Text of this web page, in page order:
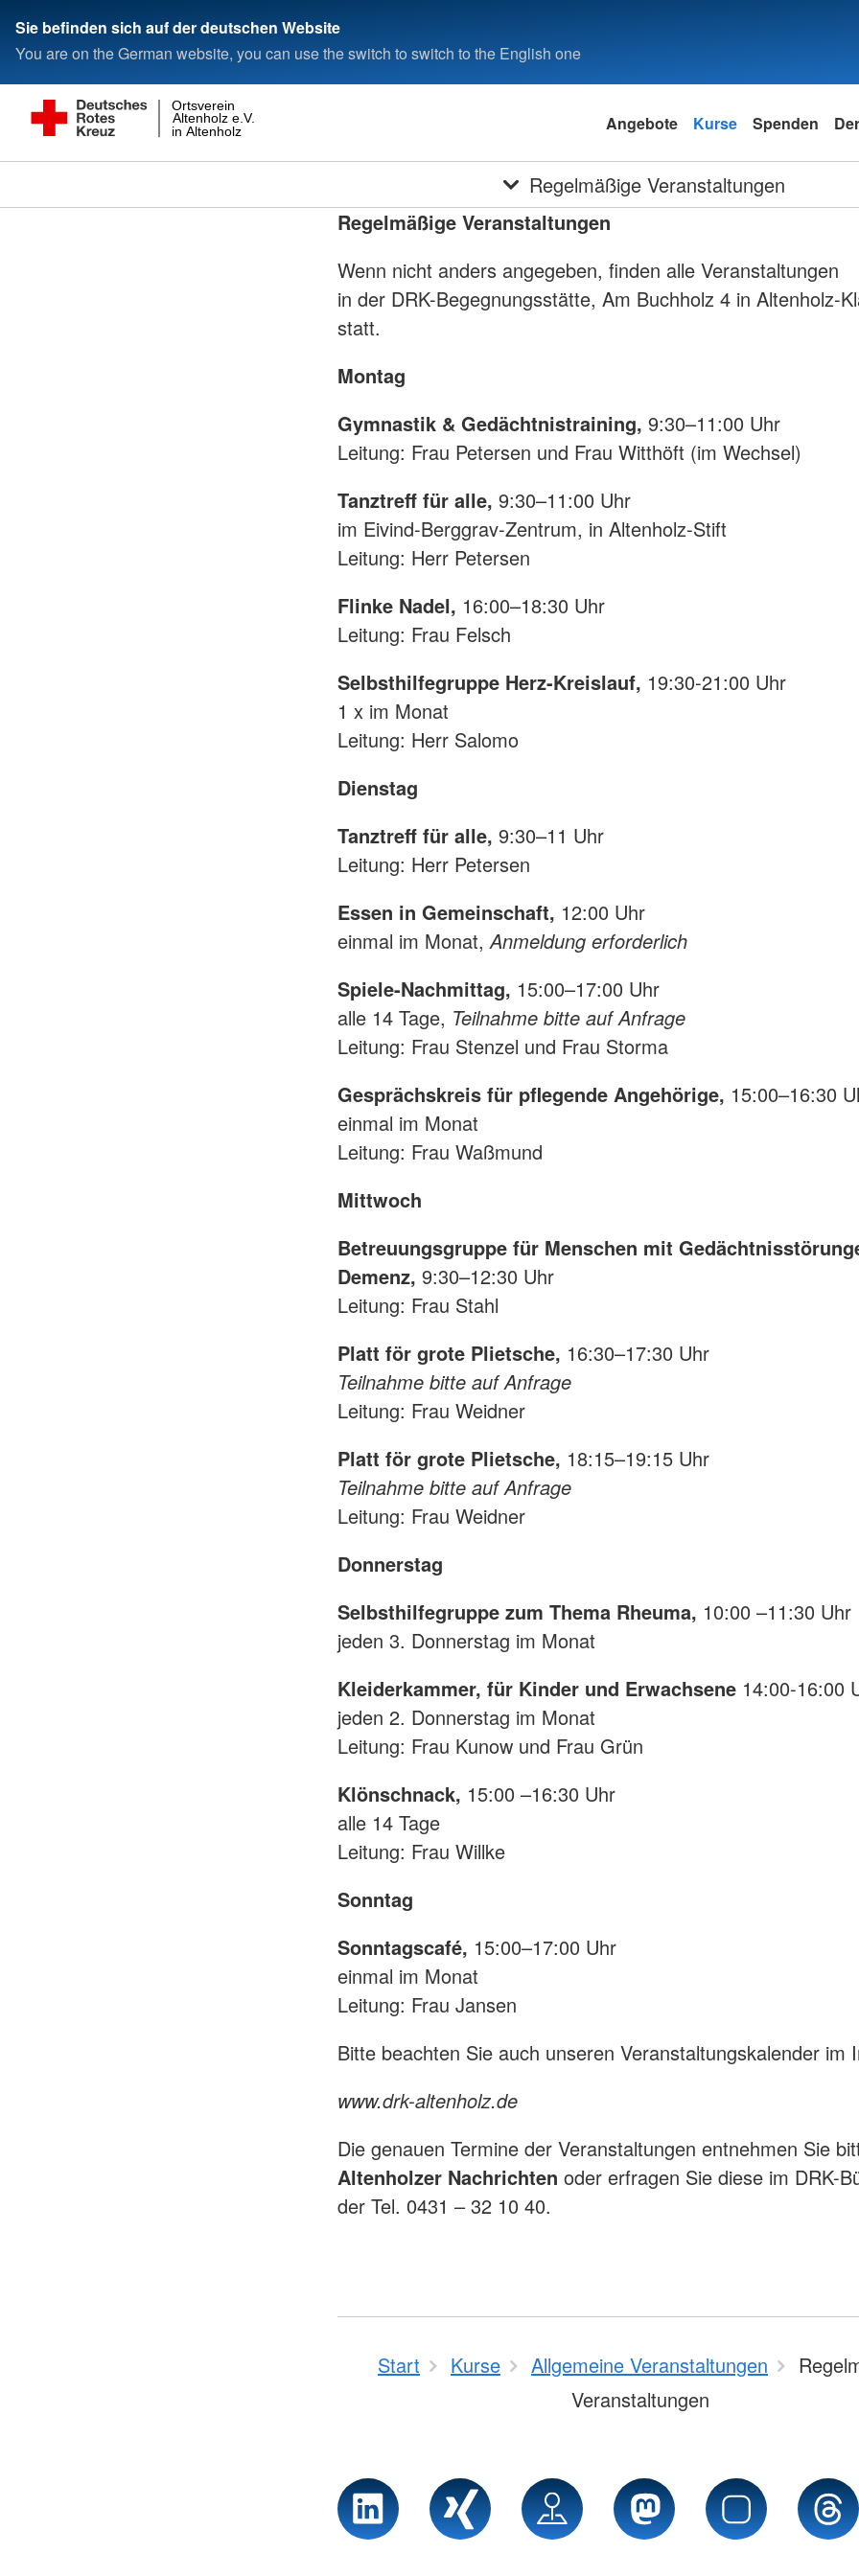
Sie befinden sich auf der deutschen Website
You are on the German website, you can use the switch to switch to the English one
in Altenholz
Altenholz e.V.
Ortsverein
Angebote Kurse Spenden
Regelmäßige Veranstaltungen
Regelmäßige Veranstaltungen
Wenn nicht anders angegeben, finden alle Veranstaltungen
in der DRK-Begegnungsstätte, Am Buchholz 4 in Altenholz-
statt.
Montag
Gymnastik & Gedächtnistraining, 9:30–11:00 Uhr
Leitung: Frau Petersen und Frau Witthöft (im Wechsel)
Tanztreff für alle, 9:30–11:00 Uhr
im Eivind-Berggrav-Zentrum, in Altenholz-Stift
Leitung: Herr Petersen
Flinke Nadel, 16:00–18:30 Uhr
Leitung: Frau Felsch
Selbsthilfegruppe Herz-Kreislauf, 19:30-21:00 Uhr
1 x im Monat
Leitung: Herr Salomo
Dienstag
Tanztreff für alle, 9:30–11 Uhr
Leitung: Herr Petersen
Essen in Gemeinschaft, 12:00 Uhr
einmal im Monat,Anmeldung erforderlich
Spiele-Nachmittag, 15:00–17:00 Uhr
alle 14 Tage, Teilnahme bitte auf Anfrage
Leitung: Frau Stenzel und Frau Storma
Gesprächskreis für pflegende Angehörige, 15:00–16:30
einmal im Monat
Leitung: Frau Waßmund
Mittwoch
Betreuungsgruppe für Menschen mit
Demenz, 9:30–12:30 Uhr
Leitung: Frau Stahl
Platt för grote Plietsche, 16:30–17:30 Uhr
Teilnahme bitte auf Anfrage
Leitung: Frau Weidner
Platt för grote Plietsche, 18:15–19:15 Uhr
Teilnahme bitte auf Anfrage
Leitung: Frau Weidner
Donnerstag
Selbsthilfegruppe zum Thema Rheuma, 10:00 –11:30 Uhr
jeden 3. Donnerstag im Monat
Kleiderkammer, für Kinder und Erwachsene 14:00-16:00
jeden 2. Donnerstag im Monat
Leitung: Frau Kunow und Frau Grün
Klönschnack, 15:00 –16:30 Uhr
alle 14 Tage
Leitung: Frau Willke
Sonntag
Sonntagscafé, 15:00–17:00 Uhr
einmal im Monat
Leitung: Frau Jansen
Bitte beachten Sie auch unseren Veranstaltungskalender im
www.drk-altenholz.de
Die genauen Termine der Veranstaltungen entnehmen Sie
Altenholzer Nachrichten oder erfragen Sie diese im DRK-
der Tel. 0431 – 32 10 40.
Start Kurse Allgemeine Veranstaltungen
Veranstaltungen